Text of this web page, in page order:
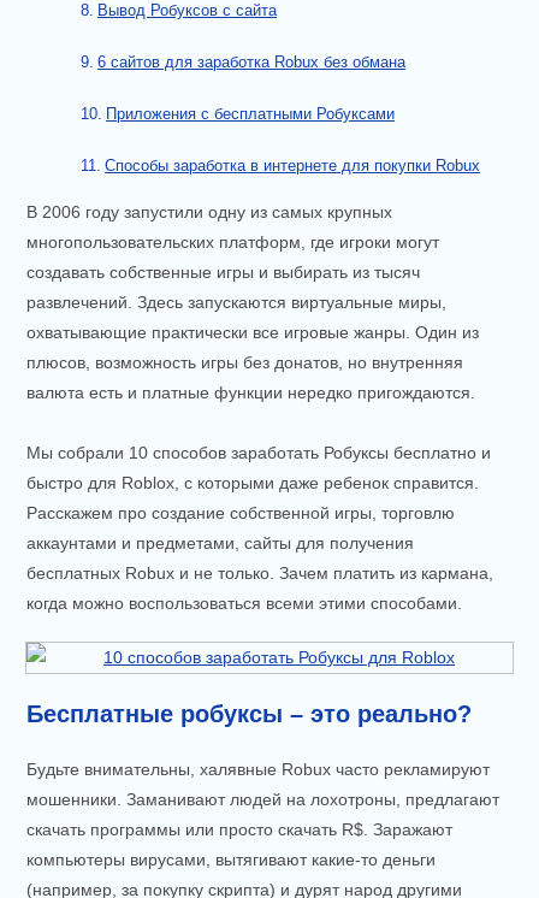
Вывод Робуксов с сайта
6 сайтов для заработка Robux без обмана
Приложения с бесплатными Робуксами
Способы заработка в интернете для покупки Robux
В 2006 году запустили одну из самых крупных
многопользовательских платформ, где игроки могут
создавать собственные игры и выбирать из тысяч
развлечений. Здесь запускаются виртуальные миры,
охватывающие практически все игровые жанры. Один из
плюсов, возможность игры без донатов, но внутренняя
валюта есть и платные функции нередко пригождаются.
Мы собрали 10 способов заработать Робуксы бесплатно и
быстро для Roblox, с которыми даже ребенок справится.
Расскажем про создание собственной игры, торговлю
аккаунтами и предметами, сайты для получения
бесплатных Robux и не только. Зачем платить из кармана,
когда можно воспользоваться всеми этими способами.
Бесплатные робуксы – это реально?
Будьте внимательны, халявные Robux часто рекламируют
мошенники. Заманивают людей на лохотроны, предлагают
скачать программы или просто скачать R$. Заражают
компьютеры вирусами, вытягивают какие-то деньги
(например, за покупку скрипта) и дурят народ другими